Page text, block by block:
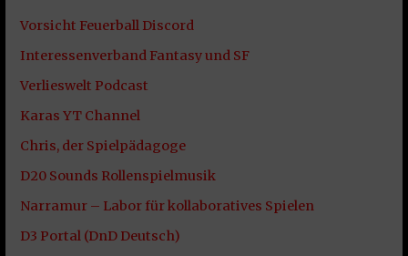
Vorsicht Feuerball Discord
Interessenverband Fantasy und SF
Verlieswelt Podcast
Karas YT Channel
Chris, der Spielpädagoge
D20 Sounds Rollenspielmusik
Narramur – Labor für kollaboratives Spielen
D3 Portal (DnD Deutsch)